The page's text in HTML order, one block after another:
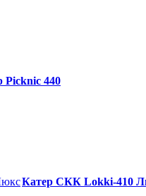
Picknic 440
Катер СКК Lokki-410